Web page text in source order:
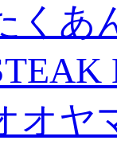
くあ
オヤ